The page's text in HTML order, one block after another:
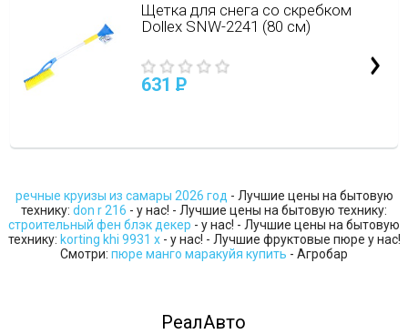
Щетка для снега со скребком
Dollex SNW-2241 (80 см)
631 P
речные круизы из самары 2026 год - Лучшие цены на бытовую
технику: don r 216 - у нас! - Лучшие цены на бытовую технику:
строительный фен блэк декер - у нас! - Лучшие цены на бытовую
технику: korting khi 9931 x- у нас! - Лучшие фруктовые пюре у нас!
Смотри: пюре манго маракуйя купить - Агробар
РеалАвто